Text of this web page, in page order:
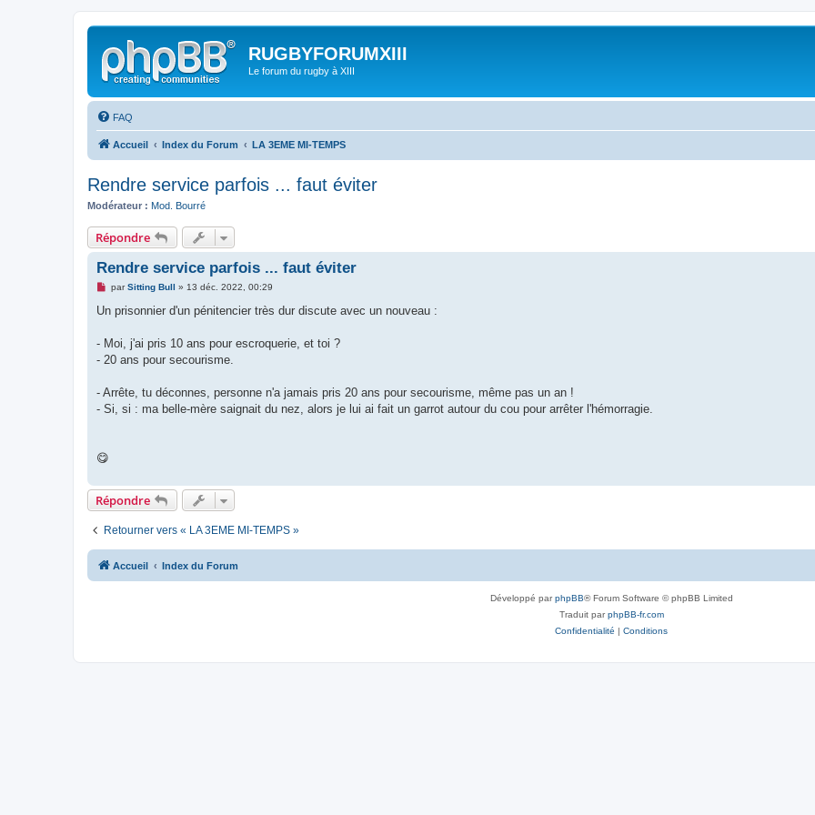
RUGBYFORUMXIII
Le forum du rugby à XIII
FAQ
Accueil Index du Forum LA 3EME MI-TEMPS
Rendre service parfois ... faut éviter
Modérateur : Mod. Bourré
Répondre
Rendre service parfois ... faut éviter
M
s
g
n
l
u
parSitting Bull » 13 déc. 2022, 00:29
Un prisonnier d'un pénitencier très dur discute avec un nouveau :
- Moi, j'ai pris 10 ans pour escroquerie, et toi ?
- 20 ans pour secourisme.
- Arrête, tu déconnes, personne n'a jamais pris 20 ans pour secourisme, même pas un an !
- Si, si : ma belle-mère saignait du nez, alors je lui ai fait un garrot autour du cou pour arrêter l'hémorragie.
😋
Répondre
Retourner vers « LA 3EME MI-TEMPS »
Accueil Index du Forum
Développé parphpBB® Forum Software © phpBB Limited
Traduit parphpBB-fr.com
Confidentialité | Conditions